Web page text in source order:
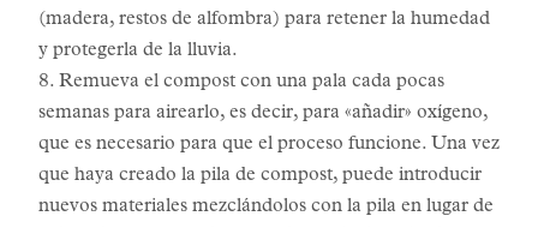
(madera, restos de alfombra) para retener la humedad
y protegerla de la lluvia.
8. Remueva el compost con una pala cada pocas
semanas para airearlo, es decir, para «añadir» oxígeno,
que es necesario para que el proceso funcione. Una vez
que haya creado la pila de compost, puede introducir
nuevos materiales mezclándolos con la pila en lugar de